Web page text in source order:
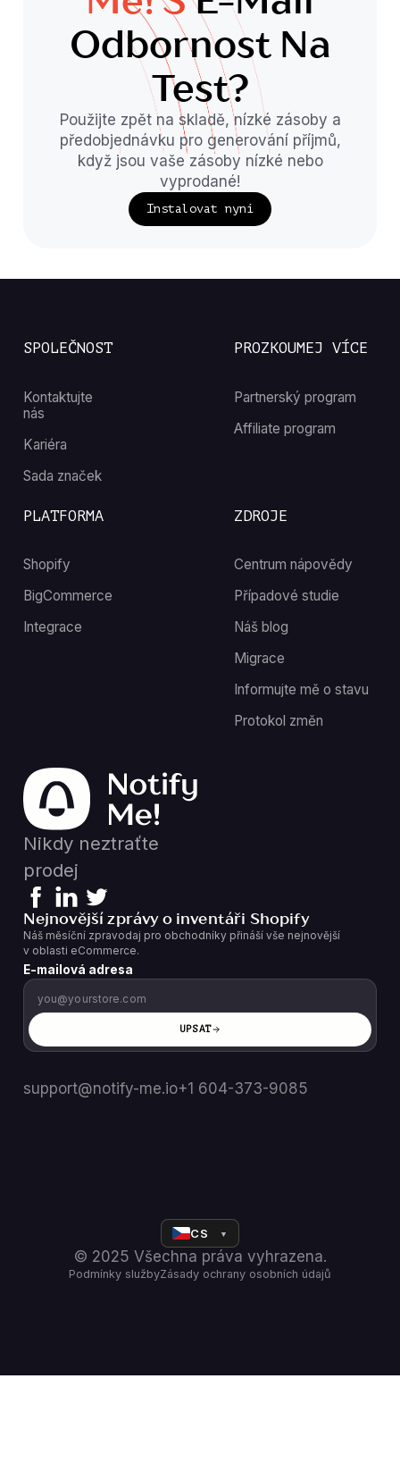
Odbornost Na
Test?
Použijte zpět na skladě, nízké zásoby a
předobjednávku pro generování příjmů,
když jsou vaše zásoby nízké nebo
vyprodané!
Instalovat nyní
SPOLEČNOST
Kontaktujte
nás
Kariéra
Sada značek
ZDROJE
Centrum nápovědy
Případové studie
Náš blog
Migrace
Informujte mě o stavu
Protokol změn
PROZKOUMEJ VÍCE
Partnerský program
Affiliate program
PLATFORMA
Shopify
BigCommerce
Integrace
Nikdy neztraťte
prodej
Nejnovější zprávy o inventáři Shopify
Náš měsíční zpravodaj pro obchodníky přináší vše nejnovější
v oblasti eCommerce.
E-mailová adresa
UPSAT
support@notify-me.io+1 604-373-9085
CS ▼
© 2025 Všechna práva vyhrazena.
Podmínky službyZásady ochrany osobních údajů